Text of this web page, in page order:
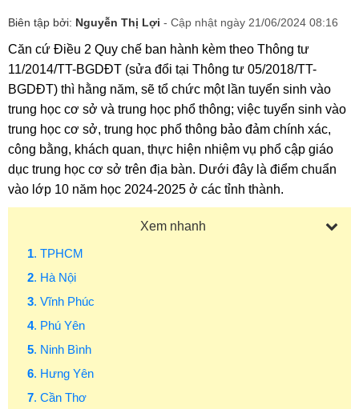
Biên tập bởi: Nguyễn Thị Lợi - Cập nhật ngày 21/06/2024 08:16
Căn cứ Điều 2 Quy chế ban hành kèm theo Thông tư
11/2014/TT-BGDĐT (sửa đổi tại Thông tư 05/2018/TT-
BGDĐT) thì hằng năm, sẽ tổ chức một lần tuyển sinh vào
trung học cơ sở và trung học phổ thông; việc tuyển sinh vào
trung học cơ sở, trung học phổ thông bảo đảm chính xác,
công bằng, khách quan, thực hiện nhiệm vụ phổ cập giáo
dục trung học cơ sở trên địa bàn. Dưới đây là điểm chuẩn
vào lớp 10 năm học 2024-2025 ở các tỉnh thành.
Xem nhanh
1. TPHCM
2. Hà Nội
3. Vĩnh Phúc
4. Phú Yên
5. Ninh Bình
6. Hưng Yên
7. Cần Thơ